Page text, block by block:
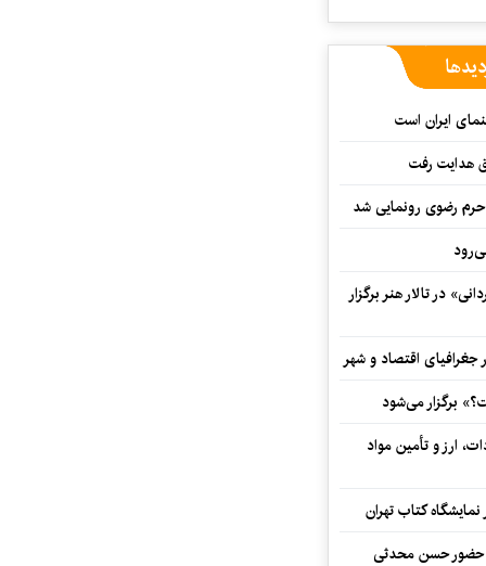
ایران است
هدایت رفت
حرم رضوی رونمایی شد
در تالار هنر برگزار
اقتصاد و شهر
برگزار می‌شود
ارز و تأمین مواد
کتاب تهران
حضور حسن محدثی